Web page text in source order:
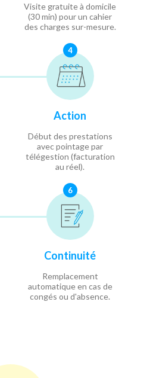
Visite gratuite à domicile
(30 min) pour un cahier
des charges sur-mesure.
4
Action
Début des prestations
avec pointage par
télégestion (facturation
au réel).
6
Continuité
Remplacement
automatique en cas de
congés ou d'absence.